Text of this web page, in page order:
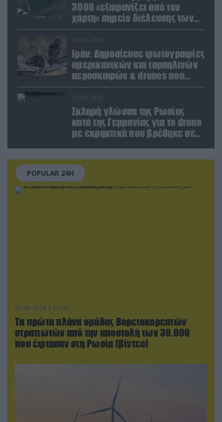
3000 «εξαφανίζει από τον
χάρτη» σημείο διέλευσης των
ουκρανικών δυνάμεων στην
Ιράν: Δημοσίευσε φωτογραφίες
αμερικανικών και ισραηλινών
αεροσκαφών & drones που
καταρρίφθηκαν
Σκληρή γλώσσα της Ρωσίας
κατά της Γερμανίας για το drone
με εκρηκτικά που βρέθηκε σε
POPULAR 24H
07.08.2026 | 23:02
Τα πρώτα πλάνα ομάδας Βορειοκορεατών
στρατιωτών από την αποστολή των 30.000
που έφτασαν στη Ρωσία (βίντεο)